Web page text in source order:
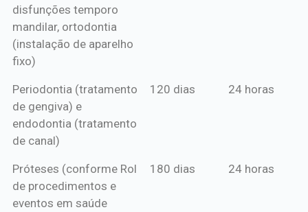
disfunções temporo
mandilar, ortodontia
(instalação de aparelho
fixo)
Periodontia (tratamento
de gengiva) e
endodontia (tratamento
de canal)
120 dias 24 horas
Próteses (conforme Rol
de procedimentos e
eventos em saúde
180 dias 24 horas